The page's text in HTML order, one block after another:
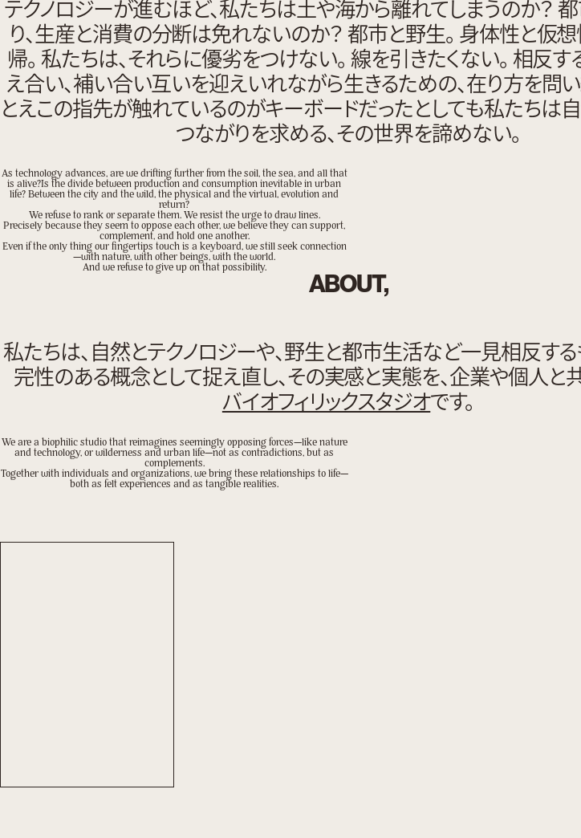
テクノロジーが進むほど、私たちは土や海から離れてしまうのか？
り、生産と消費の分断は免れないのか？ 都市と野生。 身体性と仮想
帰。 私たちは、それらに優劣をつけない。 線を引きたくない。 相反す
え合い、補い合い互いを迎えいれながら生きるための、在り方を問
とえこの指先が触れているのがキーボードだったとしても私たちは
つながりを求める、その世界を諦めない。
As technology advances, are we drifting further from the soil, the sea, and all that
is alive?Is the divide between production and consumption inevitable in urban
life? Between the city and the wild, the physical and the virtual, evolution and
return?
We refuse to rank or separate them. We resist the urge to draw lines.
Precisely because they seem to oppose each other, we believe they can support,
complement, and hold one another.
Even if the only thing our fingertips touch is a keyboard, we still seek connection
—with nature, with other beings, with the world.
And we refuse to give up on that possibility.
ABOUT,
私たちは、自然とテクノロジーや、野生と都市生活など一見相反す
完性のある概念として捉え直し、その実感と実態を、企業や個人と
バイオフィリックスタジオです。
We are a biophilic studio that reimagines seemingly opposing forces—like nature
and technology, or wilderness and urban life—not as contradictions, but as
complements.
Together with individuals and organizations, we bring these relationships to life—
both as felt experiences and as tangible realities.